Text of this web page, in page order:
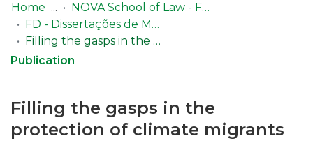
Communities
& Collections
Home
NOVA School of Law - Faculdade de Direito (NSL-FD)
FD - Dissertações de Mestrado
Filling the gasps in the protection of climate migrants
Publication
Filling the gasps in the
protection of climate migrants